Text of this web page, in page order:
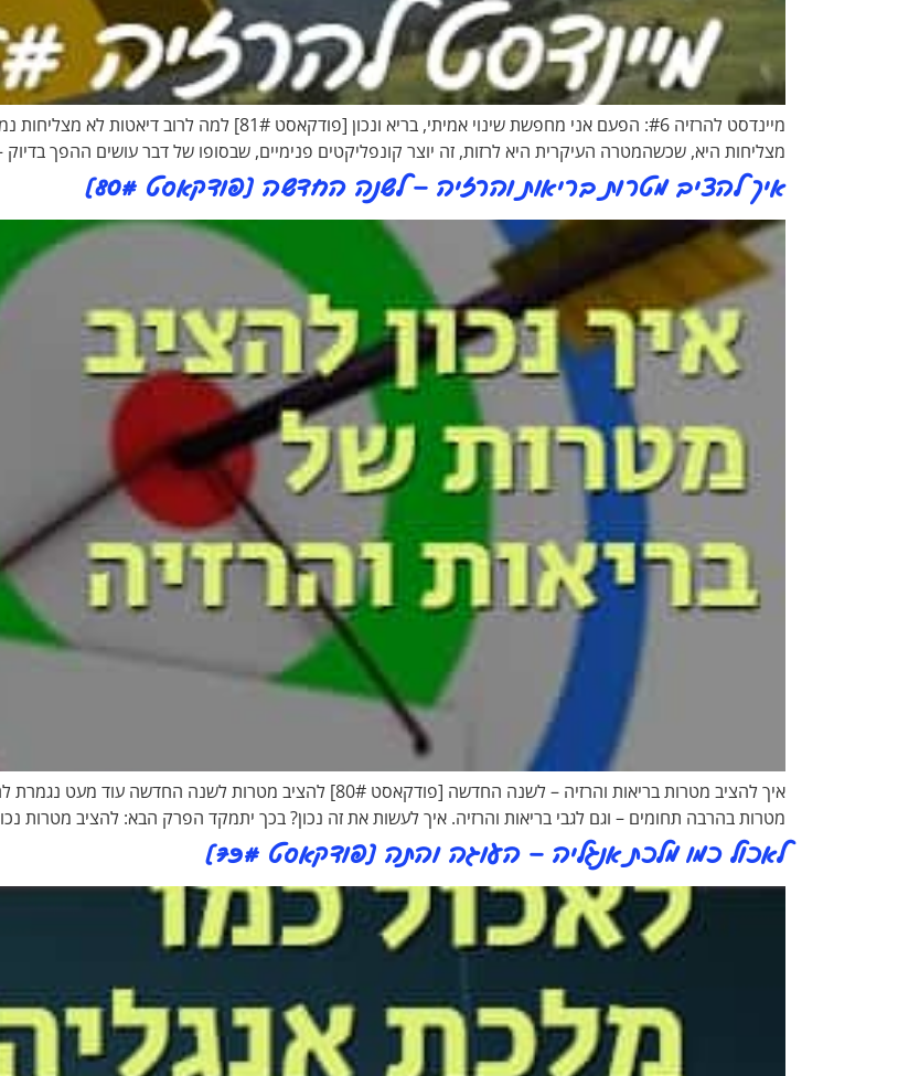
מיינדסט להרזיה #6: הפעם אני מחפשת שינוי אמיתי, בריא
מצליחות היא, שכשהמטרה העיקרית היא לרזות, זה יוצר קונפליקטים פנימיים, שבסופו של דבר עושים ההפך
איך להציב מטרות בריאות והרזיה – לשנה החדשה [פודקאסט 80#]​
איך להציב מטרות בריאות והרזיה – לשנה החדשה [פודקאסט 80#]
מטרות בהרבה תחומים – וגם לגבי בריאות והרזיה. איך לעשות את זה נכון? בכך יתמקד הפרק הבא: להציב
לאכול כמו מלכת אנגליה – העוגה והתה [פודקאסט 79#]​